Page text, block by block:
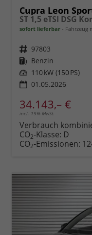
Cupra Leon
ST 1,5 eTSI DSG
sofort lieferbar Fahrzeug
Fahrzeugnr. 97803
Kraftstoff Benzin
Leistung 110 kW (150 PS)
01.05.2026
34.143,– €
incl. 19% MwSt.
Verbrauch
CO2-Klasse: D
CO2-Emissionen: